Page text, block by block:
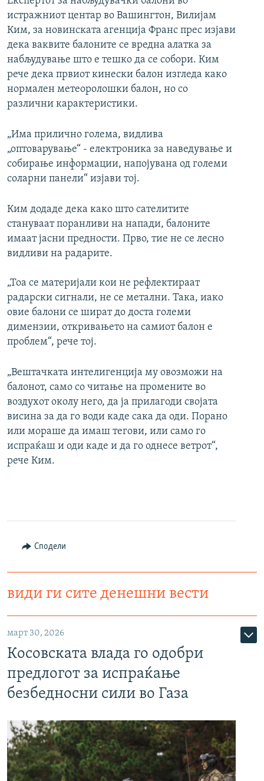
истражниот центар во Вашингтон, Вилијам
Ким, за новинската агенција Франс прес изјави
дека ваквите балоните се вредна алатка за
набљудување што е тешко да се собори. Ким
рече дека првиот кинески балон изгледа како
нормален метеоролошки балон, но со
различни карактеристики.
„Има прилично голема, видлива
„оптоварување“ - електроника за наведување и
собирање информации, напојувана од големи
соларни панели“ изјави тој.
Ким додаде дека како што сателитите
стануваат поранливи на напади, балоните
имаат јасни предности. Прво, тие не се лесно
видливи на радарите.
„Тоа се материјали кои не рефлектираат
радарски сигнали, не се метални. Така, иако
овие балони се шират до доста големи
димензии, откривањето на самиот балон е
проблем“, рече тој.
„Вештачката интелигенција му овозможи на
балонот, само со читање на промените во
воздухот околу него, да ја прилагоди својата
висина за да го води каде сака да оди. Порано
или мораше да имаш тегови, или само го
испраќаш и оди каде и да го однесе ветрот“,
рече Ким.
Сподели
види ги сите денешни вести
март 30, 2026
Косовската влада го одобри
предлогот за испраќање
безбедносни сили во Газа